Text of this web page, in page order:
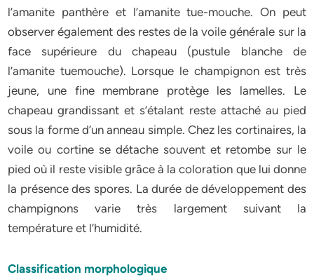
l’amanite panthère et l’amanite tue-mouche. On peut
observer également des restes de la voile générale sur la
face supérieure du chapeau (pustule blanche de
l’amanite tuemouche). Lorsque le champignon est très
jeune, une fine membrane protège les lamelles. Le
chapeau grandissant et s’étalant reste attaché au pied
sous la forme d’un anneau simple. Chez les cortinaires, la
voile ou cortine se détache souvent et retombe sur le
pied où il reste visible grâce à la coloration que lui donne
la présence des spores. La durée de développement des
champignons varie très largement suivant la
température et l’humidité.
Classification morphologique